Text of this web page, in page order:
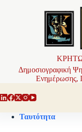
Δημοσιογραφική
Ενημέρωσης,
Ταυτότητα